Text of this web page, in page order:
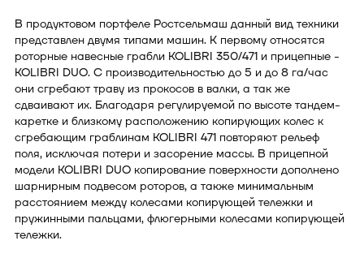
В продуктовом портфеле Ростсельмаш данный вид техники
представлен двумя типами машин. К первому относятся
роторные навесные грабли KOLIBRI 350/471 и прицепные -
KOLIBRI DUO. С производительностью до 5 и до 8 га/час
они сгребают траву из прокосов в валки, а так же
сдваивают их. Благодаря регулируемой по высоте тандем-
каретке и близкому расположению копирующих колес к
сгребающим граблинам KOLIBRI 471 повторяют рельеф
поля, исключая потери и засорение массы. В прицепной
модели KOLIBRI DUO копирование поверхности дополнено
шарнирным подвесом роторов, а также минимальным
расстоянием между колесами копирующей тележки и
пружинными пальцами, флюгерными колесами копирующей
тележки.